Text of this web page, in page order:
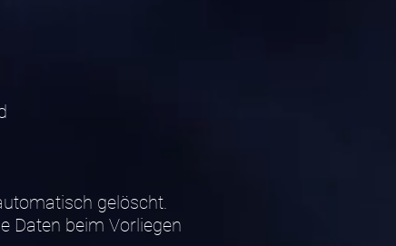
gelöscht.
Daten beim Vorliegen